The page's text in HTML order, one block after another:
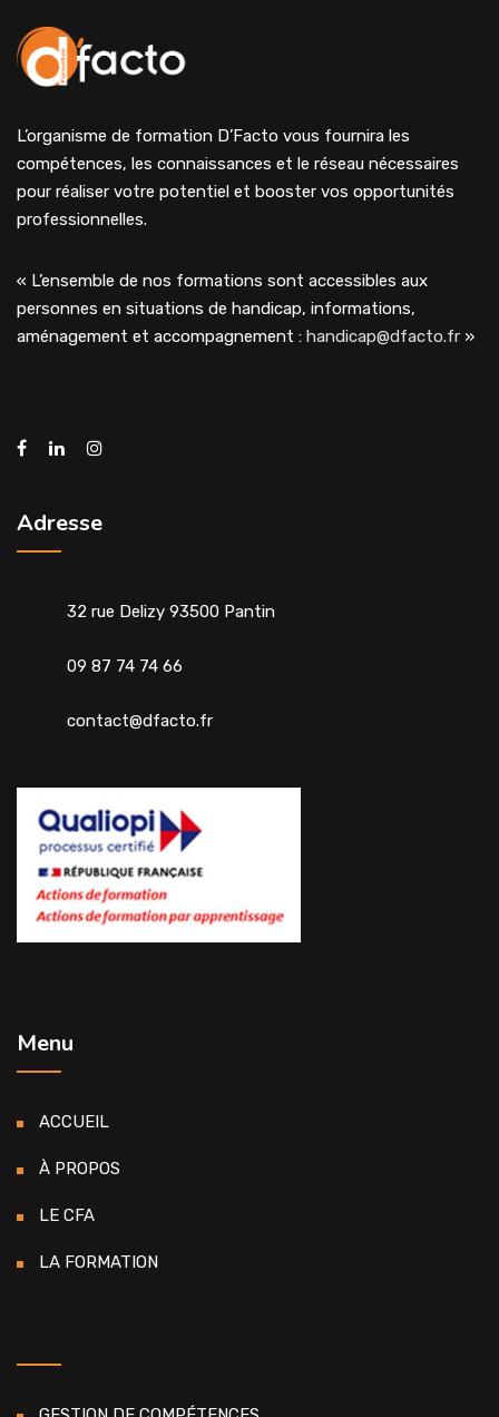
L’organisme de formation D’Facto vous fournira les
compétences, les connaissances et le réseau nécessaires
pour réaliser votre potentiel et booster vos opportunités
professionnelles.
« L’ensemble de nos formations sont accessibles aux
personnes en situations de handicap, informations,
aménagement et accompagnement : handicap@dfacto.fr »
Adresse
32 rue Delizy 93500 Pantin
09 87 74 74 66
contact@dfacto.fr
Menu
ACCUEIL
À PROPOS
LE CFA
LA FORMATION